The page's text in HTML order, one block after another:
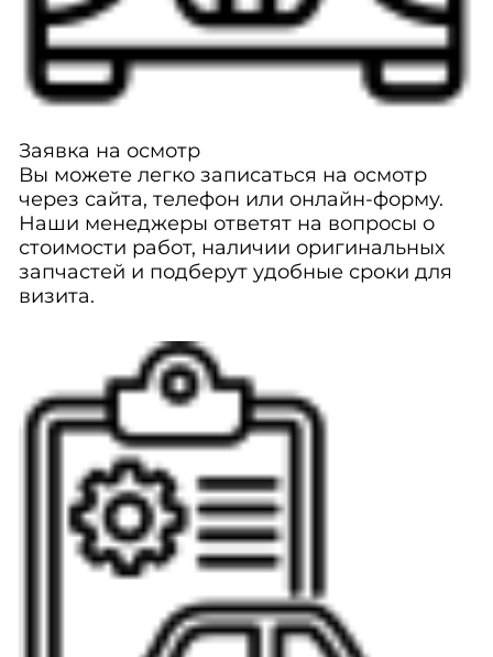
Заявка на осмотр
Вы можете легко записаться на осмотр
через сайта, телефон или онлайн-форму.
Наши менеджеры ответят на вопросы о
стоимости работ, наличии оригинальных
запчастей и подберут удобные сроки для
визита.